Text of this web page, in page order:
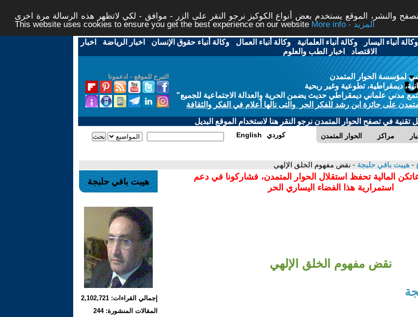
والنشر، الموقع يستخدم بعض أنواع الكوكيز نرجو النقر على الزر - موافق - لكي لاتظهر هذه الرسالة مرة اخرى -
This website uses cookies to ensure you get the best experience on our website
More info - المزيد
وكالة أنباء اليسار -وكالة أنباء العلمانية -وكالة أنباء العمال -وكالة أنباء حقوق الإنسان - اخبار الرياضة - اخبار
الاقتصاد - اخبار الطب والعلوم
التبرع للموقع - ادعمونا
لمؤسسة الحوار المتمدن
ديمقراطية، تطوعية وغير ربحية
مدني علماني ديمقراطي حديث يضمن الحرية والعدالة الاجتماعية للجميع"
على جائزة ابن رشد للفكر الحر والتى نالها أعلام في الفكر والثقافة
تقنية في تصفح الحوار المتمدن نرجو النقر هنا لاستخدام الموقع البديل
الحوار المتمدن مراكز English كوردي
- هيبت بافي حلبجة - نقض مفهوم الخلق الإلهي
المالية تحفظ استقلال الحوار المتمدن، فشاركونا في دعم
استمرارية هذا الفضاء اليساري الحر
نقض مفهوم الخلق الإلهي
هيبت بافي حلبجة
إجمالي القراءات: 2,102,721
المقالات المنشورة: 244